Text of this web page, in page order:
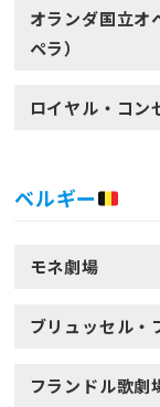
オランダ国立オ
ペラ）
ロイヤル・コン
ベルギー
モネ劇場
ブリュッセル・
フランドル歌劇